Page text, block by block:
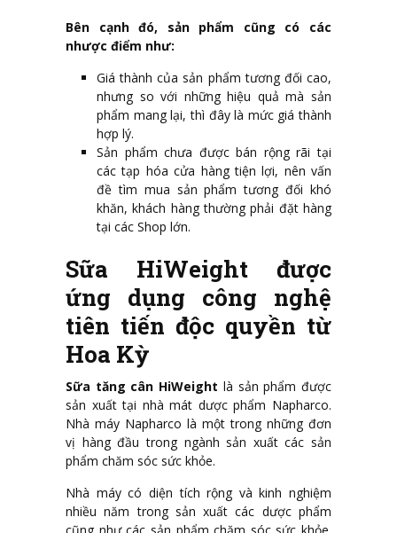
Bên cạnh đó, sản phẩm cũng có các
nhược điểm như:
Giá thành của sản phẩm tương đối cao,
nhưng so với những hiệu quả mà sản
phẩm mang lại, thì đây là mức giá thành
hợp lý.
Sản phẩm chưa được bán rộng rãi tại
các tạp hóa cửa hàng tiện lợi, nên vấn
đề tìm mua sản phẩm tương đối khó
khăn, khách hàng thường phải đặt hàng
tại các Shop lớn.
Sữa HiWeight được
ứng dụng công nghệ
tiên tiến độc quyền từ
Hoa Kỳ
Sữa tăng cân HiWeight là sản phẩm được
sản xuất tại nhà mát dược phẩm Napharco.
Nhà máy Napharco là một trong những đơn
vị hàng đầu trong ngành sản xuất các sản
phẩm chăm sóc sức khỏe.
Nhà máy có diện tích rộng và kinh nghiệm
nhiều năm trong sản xuất các dược phẩm